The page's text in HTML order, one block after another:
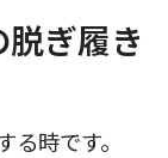
ぎ履き
時です。